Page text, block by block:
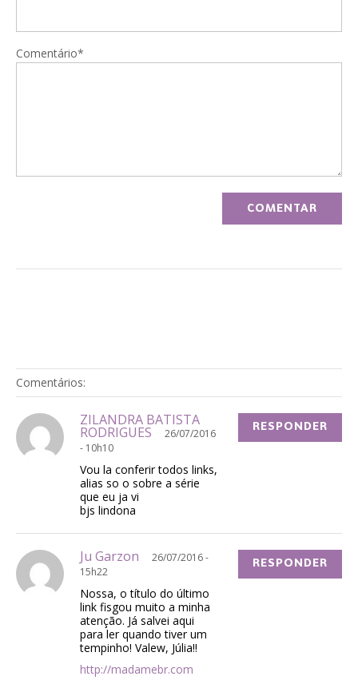
Comentário*
Comentários:
ZILANDRA BATISTA
RODRIGUES
26/07/2016
- 10h10
Vou la conferir todos links,
alias so o sobre a série
que eu ja vi
bjs lindona
RESPONDER
Ju Garzon
26/07/2016 -
15h22
Nossa, o título do último
link fisgou muito a minha
atenção. Já salvei aqui
para ler quando tiver um
tempinho! Valew, Júlia!!
http://madamebr.com
RESPONDER